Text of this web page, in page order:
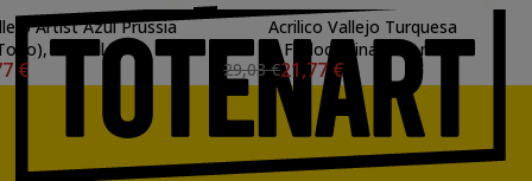
Artist Azul Prussia
500 ml.
€
Acrilico Vallejo Turquesa
Ftalocianina, 500 ml.
29,03 €21,77 €